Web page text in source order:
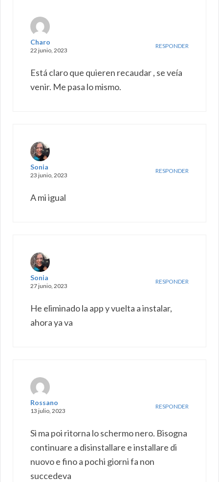
Charo
22 junio, 2023
RESPONDER
Está claro que quieren recaudar , se veía
venir. Me pasa lo mismo.
Sonia
23 junio, 2023
RESPONDER
A mi igual
Sonia
27 junio, 2023
RESPONDER
He eliminado la app y vuelta a instalar,
ahora ya va
Rossano
13 julio, 2023
RESPONDER
Sì ma poi ritorna lo schermo nero. Bisogna
continuare a disinstallare e installare di
nuovo e fino a pochi giorni fa non
succedeva